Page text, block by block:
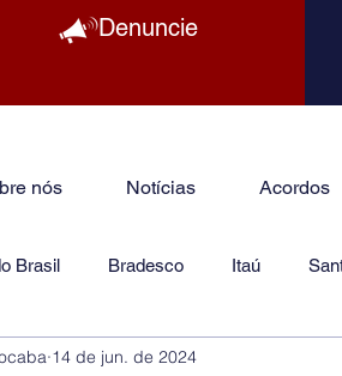
Denuncie
nós Notícias Acordos
Brasil Bradesco Itaú
Jurídico
14 de jun. de 2024